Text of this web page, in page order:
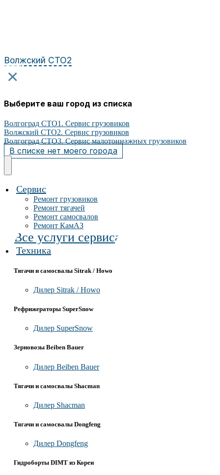
Волжский СТО2
×
Выберите ваш город из списка
Волгоград СТО1. Сервис грузовиков
Волжский СТО2. Сервис грузовиков
Волгоград СТО3. Сервис малотоннажных грузовиков
В списке нет моего города
Сервис
Ремонт грузовиков
Ремонт тягачей
Ремонт самосвалов
Ремонт КамАЗ
Все услуги сервиса
Техника
Тягачи и самосвалы Sitrak / Howo
Дилер Sitrak / Howo
Рефрижераторы SuperSnow
Дилер SuperSnow
Зерновозы Beiben Bauer
Дилер Beiben Bauer
Тягачи и самосвалы Shacman
Дилер Shacman
Тягачи и самосвалы Dongfeng
Дилер Dongfeng
Гидроборты DIMT из Кореи